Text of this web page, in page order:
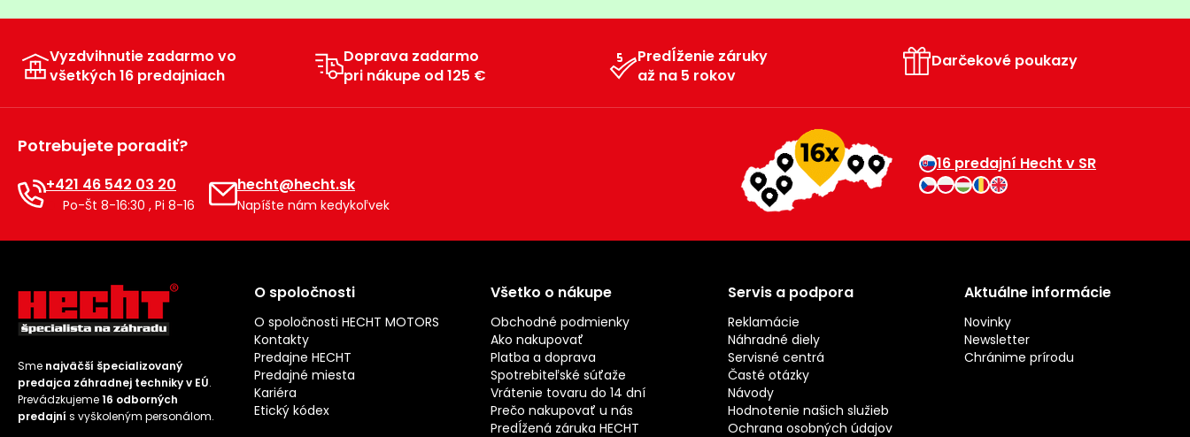
Vyzdvihnutie zadarmo vo
všetkých 16 predajniach
Doprava zadarmo
pri nákupe od 125 €
Predĺženie záruky
až na 5 rokov
Darčekové poukazy
Potrebujete poradiť?
+421 46 542 03 20
Po-Št 8-16:30 , Pi 8-16
hecht@hecht.sk
Napíšte nám kedykoľvek
16 predajní Hecht v SR
Sme najväčší špecializovaný
predajca záhradnej techniky v EÚ.
Prevádzkujeme16 odborných
predajní s vyškoleným personálom.
O spoločnosti
O spoločnosti HECHT MOTORS
Kontakty
Predajne HECHT
Predajné miesta
Kariéra
Etický kódex
Všetko o nákupe
Obchodné podmienky
Ako nakupovať
Platba a doprava
Spotrebiteľské súťaže
Vrátenie tovaru do 14 dní
Prečo nakupovať u nás
Predĺžená záruka HECHT
Servis a podpora
Reklamácie
Náhradné diely
Servisné centrá
Časté otázky
Návody
Hodnotenie našich služieb
Ochrana osobných údajov
Aktuálne informácie
Novinky
Newsletter
Chránime prírodu